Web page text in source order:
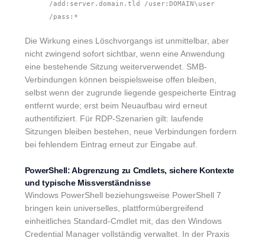
/add:server.domain.tld /user:DOMAIN\user
/pass:*
Die Wirkung eines Löschvorgangs ist unmittelbar, aber
nicht zwingend sofort sichtbar, wenn eine Anwendung
eine bestehende Sitzung weiterverwendet. SMB-
Verbindungen können beispielsweise offen bleiben,
selbst wenn der zugrunde liegende gespeicherte Eintrag
entfernt wurde; erst beim Neuaufbau wird erneut
authentifiziert. Für RDP-Szenarien gilt: laufende
Sitzungen bleiben bestehen, neue Verbindungen fordern
bei fehlendem Eintrag erneut zur Eingabe auf.
PowerShell: Abgrenzung zu Cmdlets, sichere Kontexte
und typische Missverständnisse
Windows PowerShell beziehungsweise PowerShell 7
bringen kein universelles, plattformübergreifend
einheitliches Standard-Cmdlet mit, das den Windows
Credential Manager vollständig verwaltet. In der Praxis